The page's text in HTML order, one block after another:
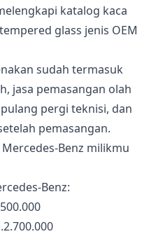
katalog kaca
glass jenis OEM
sudah termasuk
jasa pemasangan olah
pergi teknisi, dan
pemasangan.
Benz milikmu
Benz: